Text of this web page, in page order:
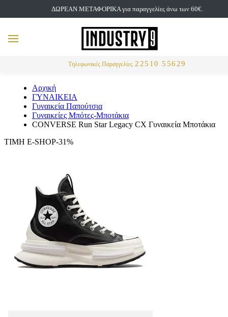
ΔΩΡΕΑΝ ΜΕΤΑΦΟΡΙΚΑ για παραγγελίες άνω των 60€.
Τηλεφωνικές Παραγγελίες 22510 55629
MENU
Αρχική
ΓΥΝΑΙΚΕΙΑ
Γυναικεία Παπούτσια
Γυναικείες Μπότες-Μποτάκια
CONVERSE Run Star Legacy CX Γυναικεία Μποτάκια
ΤΙΜΗ E-SHOP-31%